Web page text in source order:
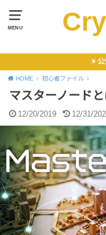
MENU
公
HOME 初心者ファイル
マスターノード
12/20/2019 12/31/